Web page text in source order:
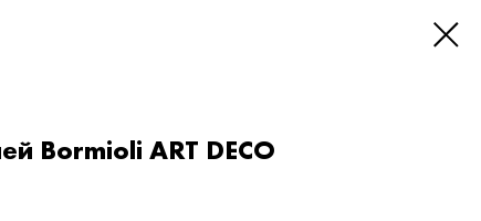
Bormioli ART DECO